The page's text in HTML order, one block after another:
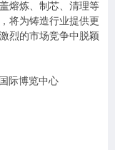
熔炼、制芯、清理等
将为铸造行业提供更
烈的市场竞争中脱颖
际博览中心